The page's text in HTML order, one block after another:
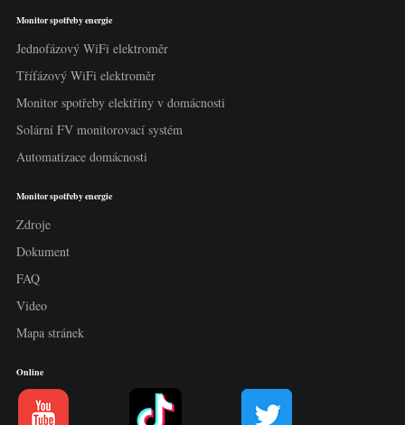
Monitor spotřeby energie
Jednofázový WiFi elektroměr
Třífázový WiFi elektroměr
Monitor spotřeby elektřiny v domácnosti
Solární FV monitorovací systém
Automatizace domácnosti
Monitor spotřeby energie
Zdroje
Dokument
FAQ
Video
Mapa stránek
Online